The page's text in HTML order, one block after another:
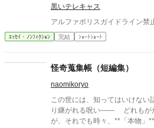
黒いテレキャス
アルファポリスガイドライン禁
ｴｯｾｲ・ﾉﾝﾌｨｸｼｮﾝ 完結 ｼｮｰﾄｼｮｰﾄ
怪奇蒐集帳（短編集）
naomikoryo
この世には、知ってはいけな
り継がれる呪い—— どれもが
が、それでも時々、**「本物